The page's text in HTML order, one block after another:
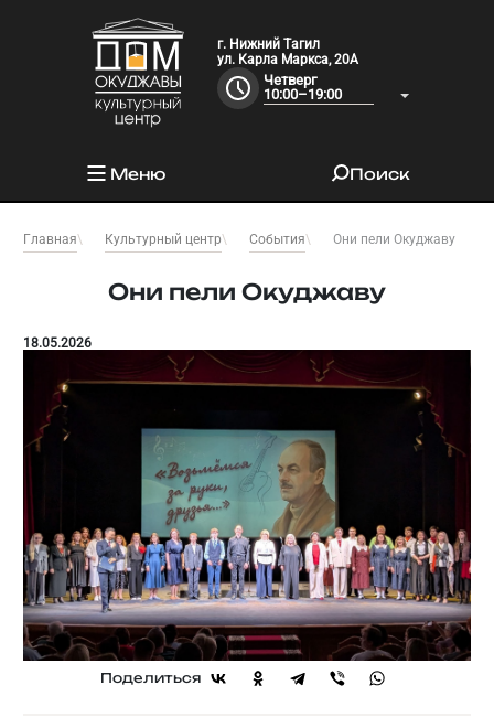
г. Нижний Тагил
ул. Карла Маркса, 20А
Четверг
10:00–19:00
Меню Поиск
Главная Культурный центр События Они пели Окуджаву
Они пели Окуджаву
18.05.2026
Поделиться